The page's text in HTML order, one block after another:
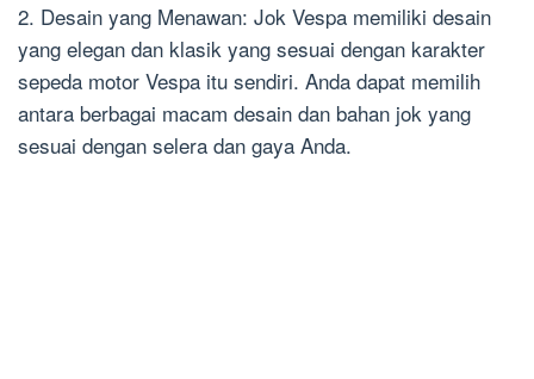
2. Desain yang Menawan: Jok Vespa memiliki desain
yang elegan dan klasik yang sesuai dengan karakter
sepeda motor Vespa itu sendiri. Anda dapat memilih
antara berbagai macam desain dan bahan jok yang
sesuai dengan selera dan gaya Anda.